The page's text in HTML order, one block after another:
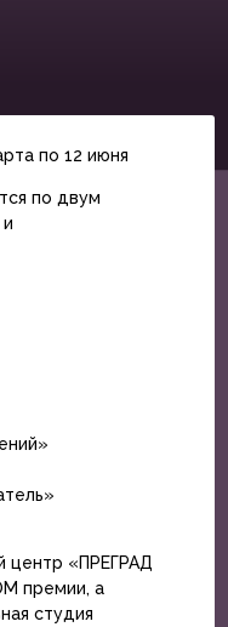
по 12 июня
по двум
центр «ПРЕГРАД
премии, а
студия